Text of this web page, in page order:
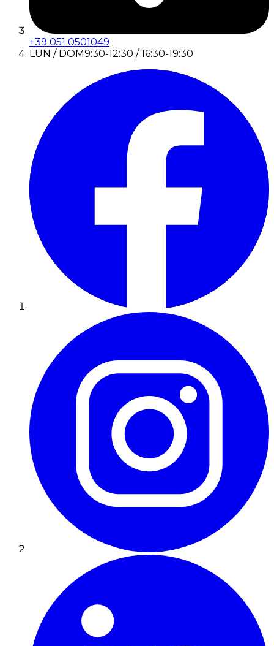
+39 051 0501049
LUN / DOM9:30-12:30 / 16:30-19:30